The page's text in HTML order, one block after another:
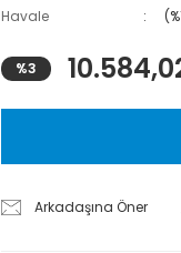
Havale
%3
Arkadaşına Öner